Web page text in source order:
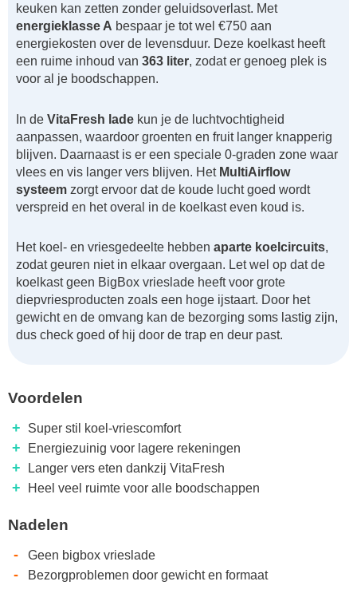
keuken kan zetten zonder geluidsoverlast. Met
energieklasse A bespaar je tot wel €750 aan
energiekosten over de levensduur. Deze koelkast heeft
een ruime inhoud van 363 liter, zodat er genoeg plek is
voor al je boodschappen.
In de VitaFresh lade kun je de luchtvochtigheid
aanpassen, waardoor groenten en fruit langer knapperig
blijven. Daarnaast is er een speciale 0-graden zone waar
vlees en vis langer vers blijven. Het MultiAirflow
systeem zorgt ervoor dat de koude lucht goed wordt
verspreid en het overal in de koelkast even koud is.
Het koel- en vriesgedeelte hebben aparte koelcircuits,
zodat geuren niet in elkaar overgaan. Let wel op dat de
koelkast geen BigBox vrieslade heeft voor grote
diepvriesproducten zoals een hoge ijstaart. Door het
gewicht en de omvang kan de bezorging soms lastig zijn,
dus check goed of hij door de trap en deur past.
Voordelen
+ Super stil koel-vriescomfort
+ Energiezuinig voor lagere rekeningen
+ Langer vers eten dankzij VitaFresh
+ Heel veel ruimte voor alle boodschappen
Nadelen
- Geen bigbox vrieslade
- Bezorgproblemen door gewicht en formaat